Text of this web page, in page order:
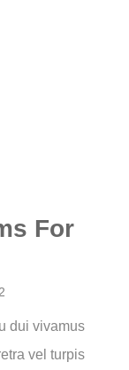
For
dui vivamus
vel turpis